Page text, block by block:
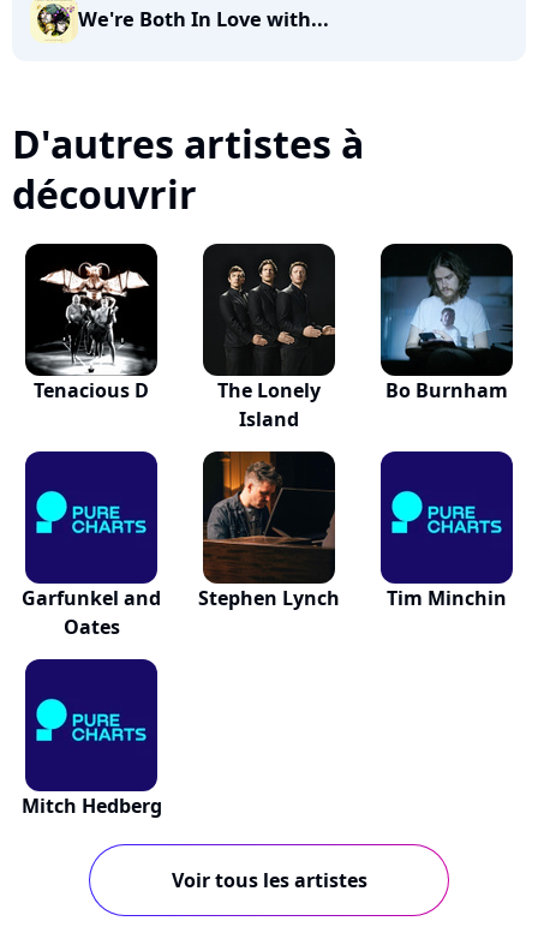
We're Both In Love with...
D'autres artistes à
découvrir
Tenacious D
The Lonely
Island
Bo Burnham
Garfunkel and
Oates
Stephen Lynch Tim Minchin
Mitch Hedberg
Voir tous les artistes